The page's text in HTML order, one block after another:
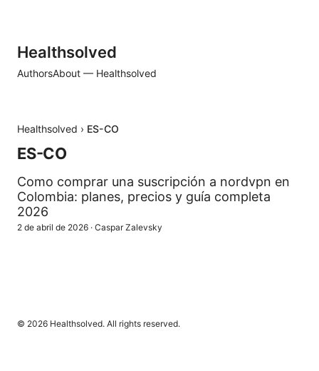
Healthsolved
AuthorsAbout — Healthsolved
Healthsolved › ES-CO
ES-CO
Como comprar una suscripción a nordvpn en
Colombia: planes, precios y guía completa
2026
2 de abril de 2026 · Caspar Zalevsky
© 2026 Healthsolved. All rights reserved.